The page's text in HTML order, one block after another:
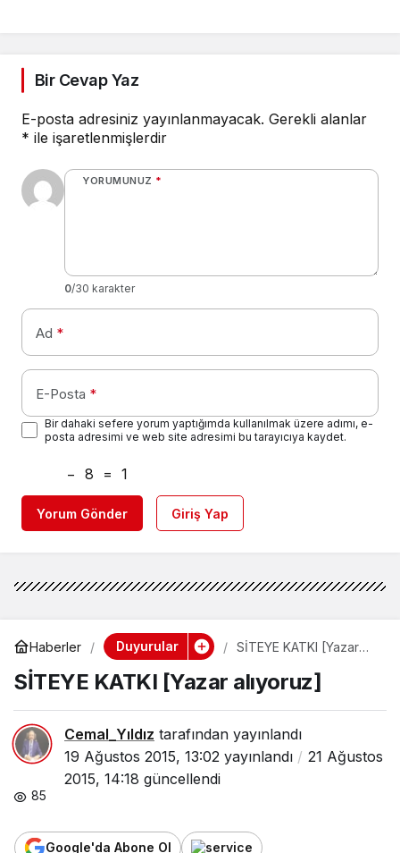
Hakkın rahmetine
kavuşmuştur.
Bir Cevap Yaz
E-posta adresiniz yayınlanmayacak. Gerekli alanlar
* ile işaretlenmişlerdir
YORUMUNUZ *
0/30 karakter
Ad *
E-Posta *
Bir dahaki sefere yorum yaptığımda kullanılmak üzere adımı, e-
posta adresimi ve web site adresimi bu tarayıcıya kaydet.
− 8 = 1
Yorum Gönder Giriş Yap
Haberler Duyurular
SİTEYE KATKI [Yazar
SİTEYE KATKI [Yazar alıyoruz]
Cemal_Yıldız tarafından yayınlandı
19 Ağustos 2015, 13:02 yayınlandı
21 Ağustos
2015, 14:18 güncellendi
85
Google'da Abone Ol